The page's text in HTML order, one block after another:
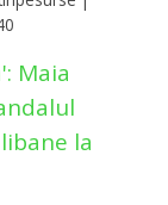
Maia
la